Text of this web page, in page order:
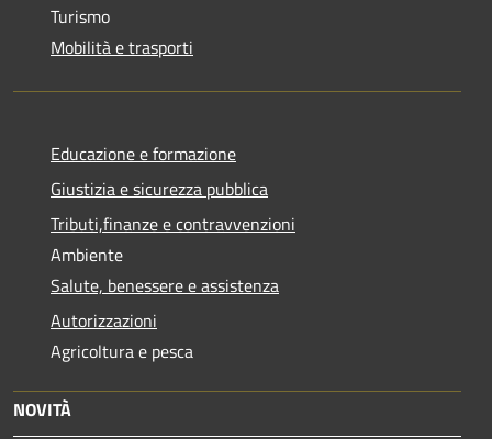
Turismo
Mobilità e trasporti
Educazione e formazione
Giustizia e sicurezza pubblica
Tributi,finanze e contravvenzioni
Ambiente
Salute, benessere e assistenza
Autorizzazioni
Agricoltura e pesca
NOVITÀ